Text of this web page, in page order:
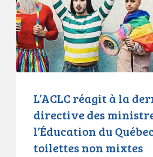
des
ministres
de
l’Éducation
toilettes
L’ACLC réagit à la
directive des
l’Éducation du
toilettes non mixtes